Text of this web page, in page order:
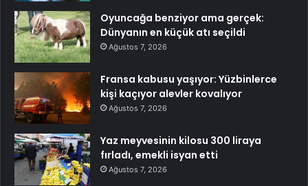
Oyuncağa benziyor ama gerçek:
Dünyanın en küçük atı seçildi
Ağustos 7, 2026
Fransa kabusu yaşıyor: Yüzbinlerce
kişi kaçıyor alevler kovalıyor
Ağustos 7, 2026
Yaz meyvesinin kilosu 300 liraya
fırladı, emekli isyan etti
Ağustos 7, 2026